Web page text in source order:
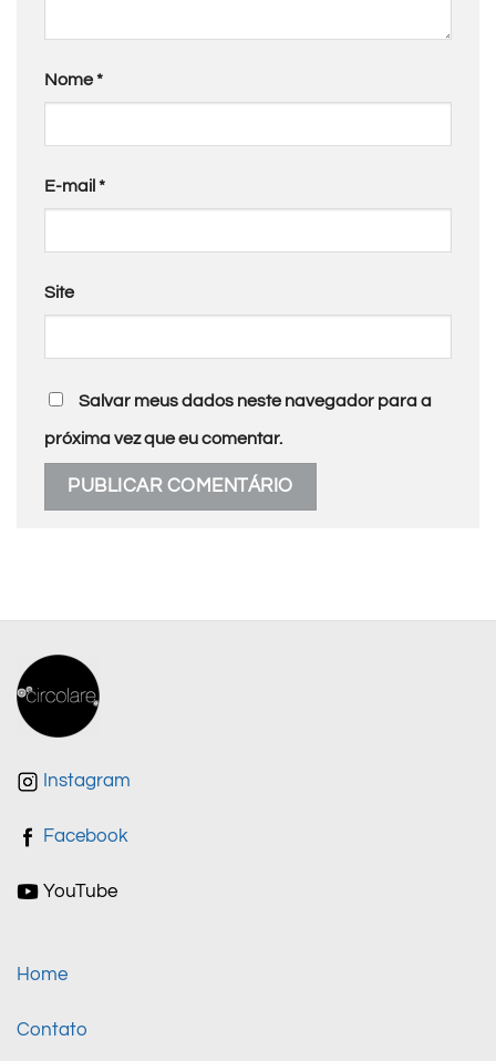
Nome*
E-mail *
Site
Salvar meus dados neste navegador para a
próxima vez que eu comentar.
Instagram
Facebook
YouTube
Home
Contato